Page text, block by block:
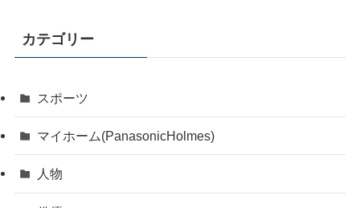
カテゴリー
スポーツ
マイホーム(PanasonicHolmes)
人物